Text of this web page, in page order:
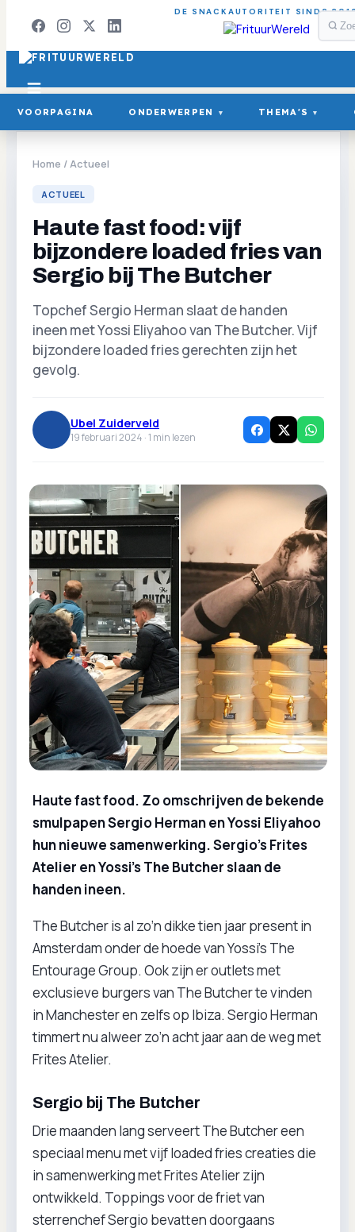
DE SNACKAUTORITEIT SINDS
VOORPAGINA ONDERWERPEN ▾ THEMA'S ▾
Home /Actueel
ACTUEEL
Haute fast food: vijf
bijzondere loaded fries van
Sergio bij The Butcher
Topchef Sergio Herman slaat de handen
ineen met Yossi Eliyahoo van The Butcher. Vijf
bijzondere loaded fries gerechten zijn het
gevolg.
Ubel Zuiderveld
19 februari 2024 ·1 min lezen
Haute fast food. Zo omschrijven de bekende
smulpapen Sergio Herman en Yossi Eliyahoo
hun nieuwe samenwerking. Sergio’s Frites
Atelier en Yossi’s The Butcher slaan de
handen ineen.
The Butcher is al zo’n dikke tien jaar present in
Amsterdam onder de hoede van Yossi’s The
Entourage Group. Ook zijn er outlets met
exclusieve burgers van The Butcher te vinden
in Manchester en zelfs op Ibiza. Sergio Herman
timmert nu alweer zo’n acht jaar aan de weg met
Frites Atelier.
Sergio bij The Butcher
Drie maanden lang serveert The Butcher een
speciaal menu met vijf loaded fries creaties die
in samenwerking met Frites Atelier zijn
ontwikkeld. Toppings voor de friet van
sterrenchef Sergio bevatten doorgaans